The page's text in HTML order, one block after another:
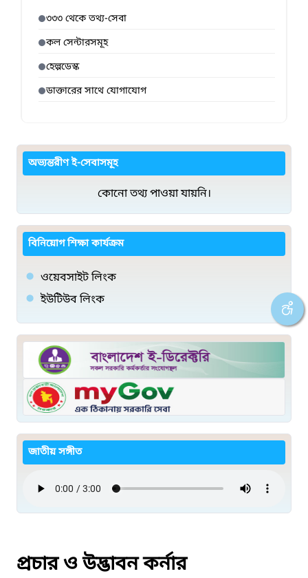
৩৩৩ থেকে তথ্য-সেবা
কল সেন্টারসমূহ
হেল্পডেস্ক
ডাক্তারের সাথে যোগাযোগ
অভ্যন্তরীণ ই-সেবাসমূহ
কোনো তথ্য পাওয়া যায়নি।
বিনিয়োগ শিক্ষা কার্যক্রম
ওয়েবসাইট লিংক
ইউটিউব লিংক
জাতীয় সঙ্গীত
প্রচার ও উদ্ভাবন কর্নার